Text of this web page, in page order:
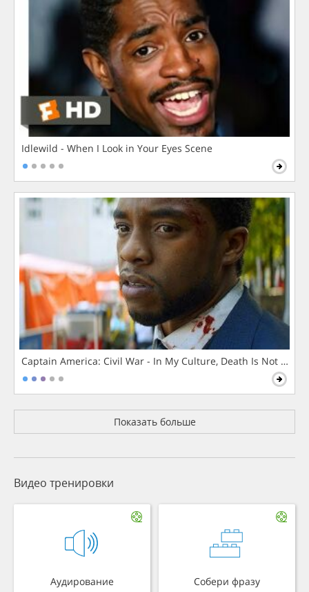
Idlewild - When I Look in Your Eyes Scene
Captain America: Civil War - In My Culture, Death Is Not The
Показать больше
Видео тренировки
Аудирование Собери фразу